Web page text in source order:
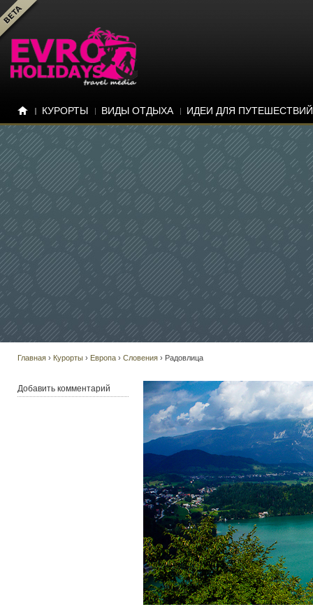
КУРОРТЫ ВИДЫ ОТДЫХА ИДЕИ ДЛЯ ПУТЕШЕСТВИЙ
Главная › Курорты › Европа › Словения › Радовлица
Добавить комментарий